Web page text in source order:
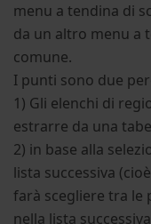
menu a tendina di
da un altro menu a
comune.
I punti sono due
1) Gli elenchi di
estrarre da una
2) in base alla
lista successiva
farà scegliere tra le
nella lista